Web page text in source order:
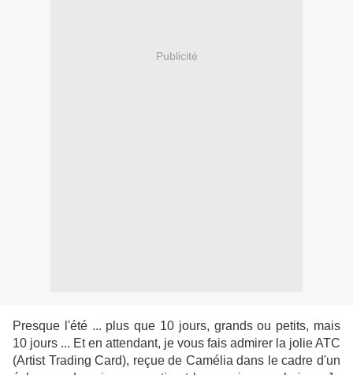
Publicité
Presque l'été ... plus que 10 jours, grands ou petits, mais
10 jours ... Et en attendant, je vous fais admirer la jolie ATC
(Artist Trading Card), reçue de Camélia dans le cadre d'un